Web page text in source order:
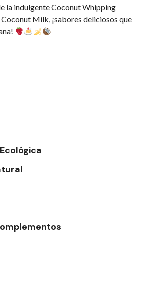
la indulgente Coconut Whipping
Milk, ¡sabores deliciosos que